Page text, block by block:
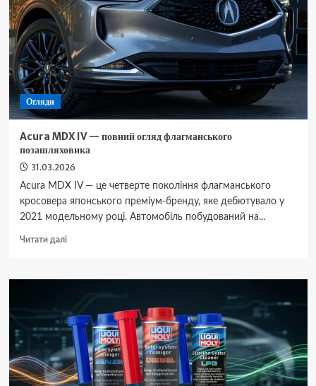
газу
Огляди
Acura MDX IV — повний огляд флагманського
позашляховика
31.03.2026
Acura MDX IV — це четверте покоління флагманського
кросовера японського преміум-бренду, яке дебютувало у
2021 модельному році. Автомобіль побудований на...
Читати даліДокладніше
MDX
повний
огляд
флагманського
позашляховика